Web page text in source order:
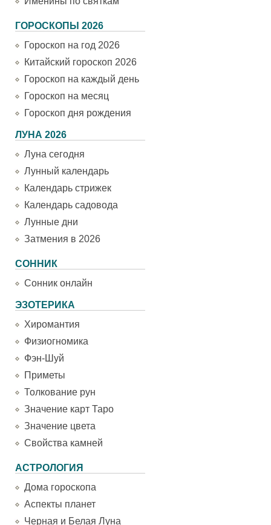
ГОРОСКОПЫ 2026
Гороскоп на год 2026
Китайский гороскоп 2026
Гороскоп на каждый день
Гороскоп на месяц
Гороскоп дня рождения
ЛУНА 2026
Луна сегодня
Лунный календарь
Календарь стрижек
Календарь садовода
Лунные дни
Затмения в 2026
СОННИК
Сонник онлайн
ЭЗОТЕРИКА
Хиромантия
Физиогномика
Фэн-Шуй
Приметы
Толкование рун
Значение карт Таро
Значение цвета
Свойства камней
АСТРОЛОГИЯ
Дома гороскопа
Аспекты планет
Черная и Белая Луна